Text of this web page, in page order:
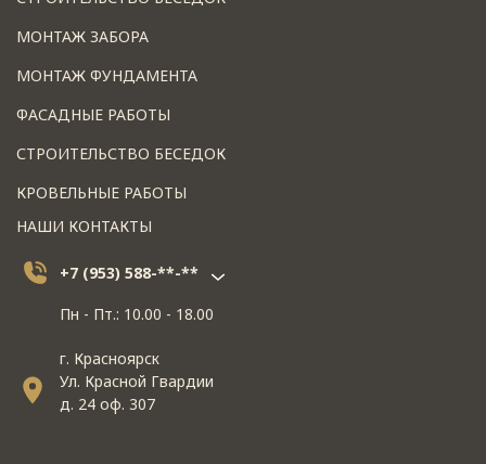
МОНТАЖ ЗАБОРА
МОНТАЖ ФУНДАМЕНТА
ФАСАДНЫЕ РАБОТЫ
СТРОИТЕЛЬСТВО БЕСЕДОК
КРОВЕЛЬНЫЕ РАБОТЫ
НАШИ КОНТАКТЫ
+7 (953) 588-**-**
Пн - Пт.: 10.00 - 18.00
г. Красноярск
Ул. Красной Гвардии
д. 24 оф. 307